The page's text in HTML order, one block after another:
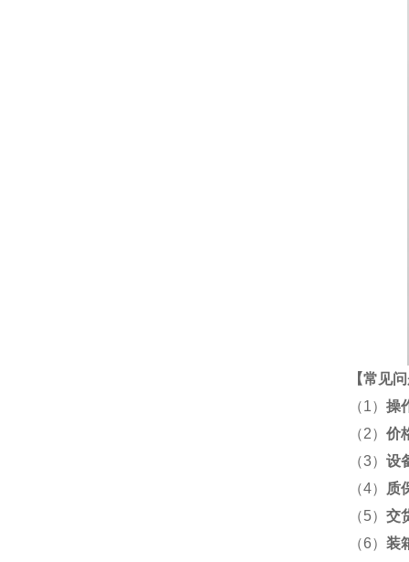
【常见
（1） 操
（2） 价
（3） 设
（4）
质
（5） 交
（6） 装